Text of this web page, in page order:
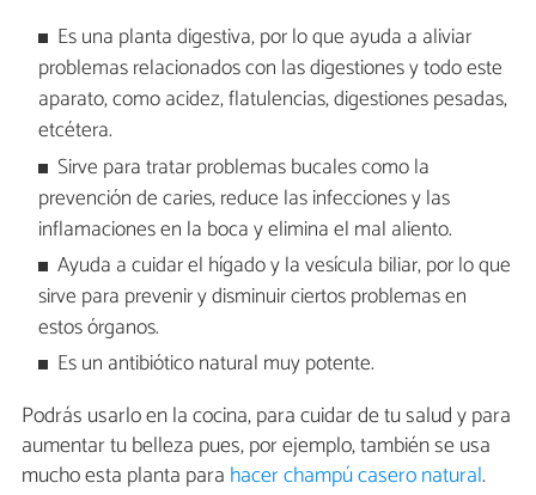
Es una planta digestiva, por lo que ayuda a aliviar
problemas relacionados con las digestiones y todo este
aparato, como acidez, flatulencias, digestiones pesadas,
etcétera.
Sirve para tratar problemas bucales como la
prevención de caries, reduce las infecciones y las
inflamaciones en la boca y elimina el mal aliento.
Ayuda a cuidar el hígado y la vesícula biliar, por lo que
sirve para prevenir y disminuir ciertos problemas en
estos órganos.
Es un antibiótico natural muy potente.
Podrás usarlo en la cocina, para cuidar de tu salud y para
aumentar tu belleza pues, por ejemplo, también se usa
mucho esta planta para hacer champú casero natural.